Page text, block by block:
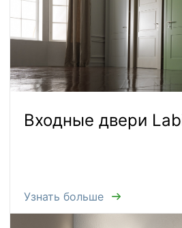
Входные двери
Узнать больше